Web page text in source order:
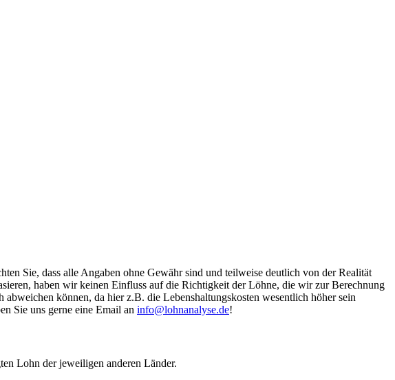
Sie, dass alle Angaben ohne Gewähr sind und teilweise deutlich von der Realität
haben wir keinen Einfluss auf die Richtigkeit der Löhne, die wir zur Berechnung
können, da hier z.B. die Lebenshaltungskosten wesentlich höher sein
Sie uns gerne eine Email an info@lohnanalyse.de!
Lohn der jeweiligen anderen Länder.